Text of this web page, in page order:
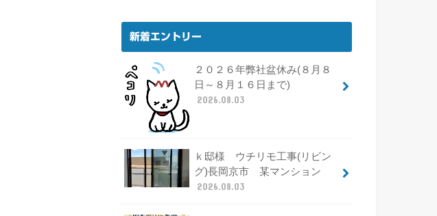
新着エントリー
２０２６年弊社盆休み(８月８
日～８月１６日まで)
2026.08.03
ｋ邸様 ウチリモ工事(リビン
グ)長岡京市 某マンション
2026.08.03